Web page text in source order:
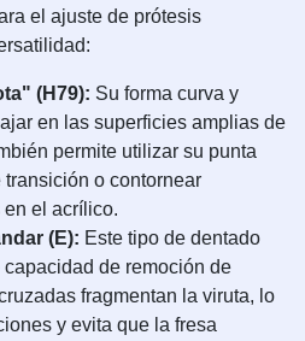
el ajuste de prótesis
(H79): Su forma curva y
en las superficies amplias de
permite utilizar su punta
o contornear
el acrílico.
(E): Este tipo de dentado
de remoción de
fragmentan la viruta, lo
y evita que la fresa